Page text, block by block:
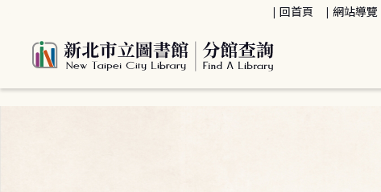
回首頁 網站導覽